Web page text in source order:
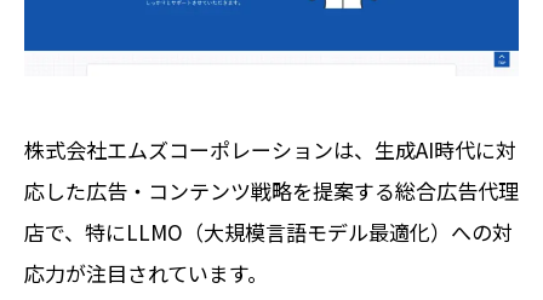
株式会社エムズコーポレーションは、生成AI時代に対
応した広告・コンテンツ戦略を提案する総合広告代理
店で、特にLLMO（大規模言語モデル最適化）への対
応力が注目されています。